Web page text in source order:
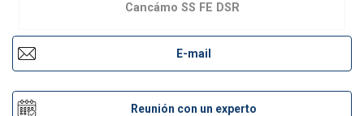
Cancámo SS FE DSR
E-mail
Reunión con un experto